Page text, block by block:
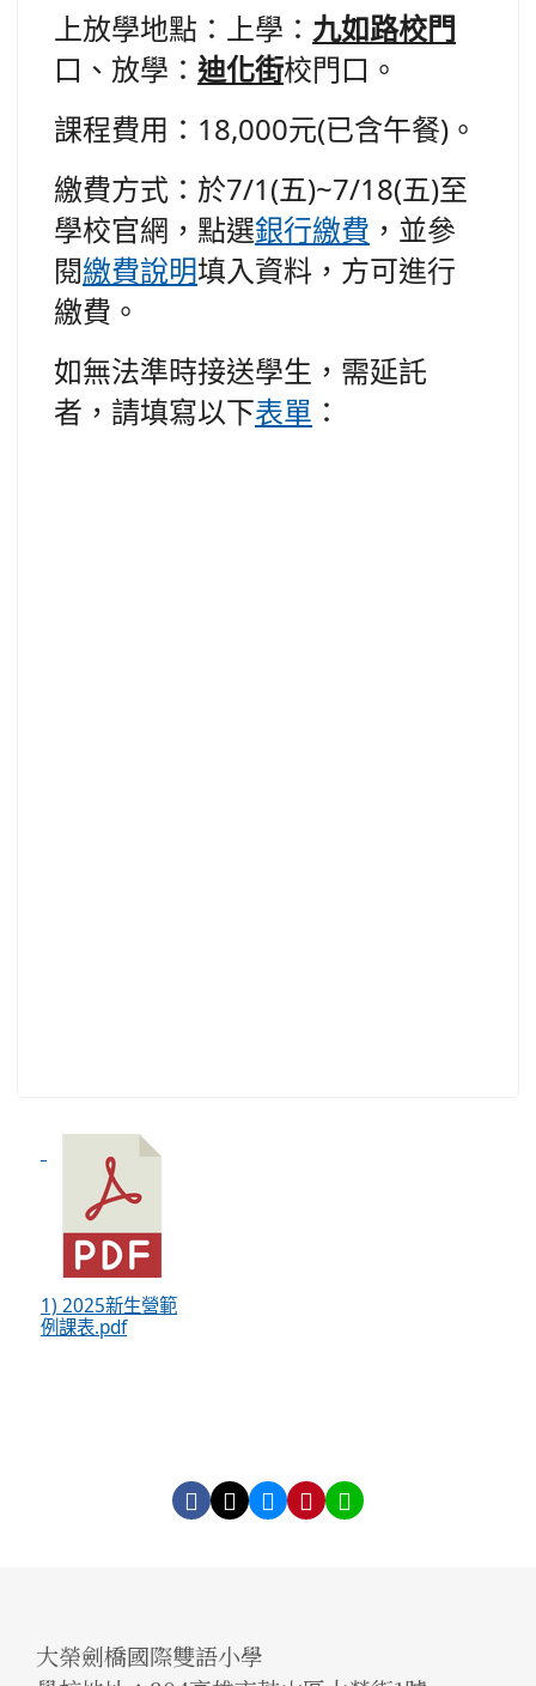
上放學地點：上學： 九如路校門
口、放學： 迪化街校門口。
課程費用：18,000元(已含午餐) 。
繳費方式：於7/1(五)~7/18(五)至
學校官網，點選銀行繳費 ，並參
閱繳費說明填入資料，方可進行
繳費。
如無法準時接送學生，需延託
者，請填寫以下表單 ：
1) 2025新生營範
例課表.pdf
大榮劍橋國際雙語小學